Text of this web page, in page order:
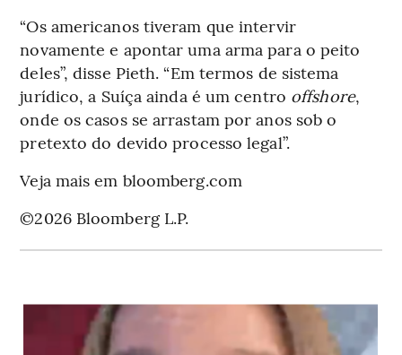
“Os americanos tiveram que intervir
novamente e apontar uma arma para o peito
deles”, disse Pieth. “Em termos de sistema
jurídico, a Suíça ainda é um centro offshore,
onde os casos se arrastam por anos sob o
pretexto do devido processo legal”.
Veja mais em bloomberg.com
©2026 Bloomberg L.P.